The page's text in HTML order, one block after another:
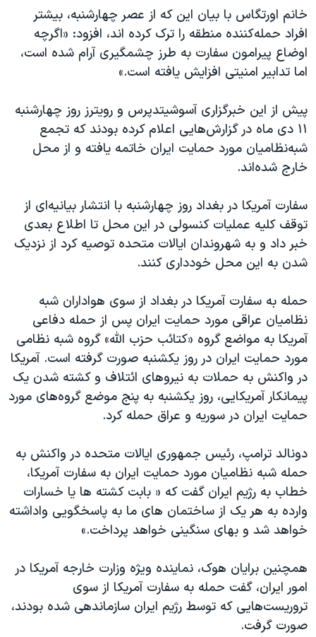
خانم اورتگاس با بیان این که از عصر چهارشنبه، بیشتر
افراد حمله‌کننده منطقه را ترک کرده اند، افزود: «اگرچه
اوضاع پیرامون سفارت به طرز چشمگیری آرام شده است،
اما تدابیر امنیتی افزایش یافته است.»
پیش از این خبرگزاری آسوشیتدپرس و رویترز روز چهارشنبه
۱۱ دی ماه در گزارش‌‌هایی اعلام کرده بودند که تجمع
شبه‌نظامیان مورد حمایت ایران خاتمه یافته و از محل
خارج شده‌اند.
سفارت آمریکا در بغداد روز چهارشنبه با انتشار بیانیه‌ای از
توقف کلیه عملیات کنسولی در این محل تا اطلاع بعدی
خبر داد و به شهروندان ایالات متحده توصیه کرد از نزدیک
شدن به این محل خودداری کنند.
حمله به سفارت آمریکا در بغداد از سوی هواداران شبه
نظامیان عراقی مورد حمایت ایران پس از حمله دفاعی
آمریکا به مواضع گروه «کتائب حزب الله» گروه شبه نظامی
مورد حمایت ایران در روز یکشنبه صورت گرفته است. آمریکا
در واکنش به حملات به نیروهای ائتلاف و کشته شدن یک
پیمانکار آمریکایی، روز یکشنبه به پنج موضع گروه‌های مورد
حمایت ایران در سوریه و عراق حمله کرد.
دونالد ترامپ، رئیس جمهوری ایالات متحده در واکنش به
حمله شبه نظامیان مورد حمایت ایران به سفارت آمریکا،
خطاب به رژیم ایران گفت که « بابت کشته ها یا خسارات
وارده به هر یک از ساختمان های ما به پاسخگویی واداشته
خواهد شد و بهای سنگینی خواهد پرداخت.»
همچنین برایان هوک، نماینده ویژه وزارت خارجه آمریکا در
امور ایران، گفت حمله به سفارت آمریکا از سوی
تروریست‌هایی که توسط رژیم ایران سازماندهی شده بودند،
صورت گرفت.